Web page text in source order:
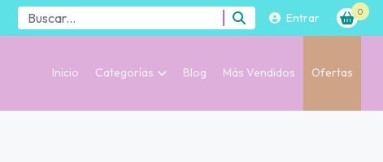
Entrar 0
Inicio Categorías Blog Más Vendidos Ofertas